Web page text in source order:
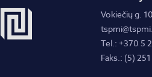
Vokiečių g.
Tel.: +370 5
Faks.: (5)